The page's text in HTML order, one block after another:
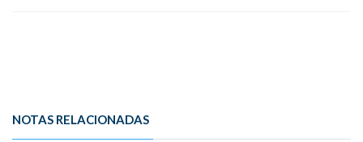
NOTAS RELACIONADAS